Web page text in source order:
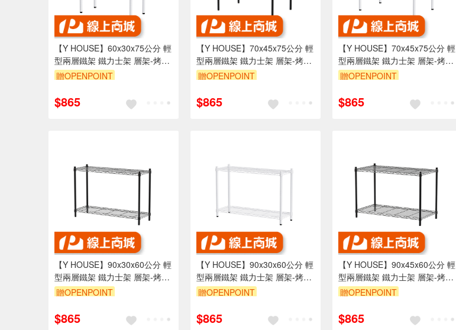
【Y HOUSE】60x30x75公分 輕
型兩層鐵架 鐵力士架 層架-烤漆
白
贈OPENPOINT
$865
【Y HOUSE】70x45x75公分 輕
型兩層鐵架 鐵力士架 層架-烤漆
黑
贈OPENPOINT
$865
【Y HOUSE】70x45x75公分 輕
型兩層鐵架 鐵力士架 層架-烤漆
白
贈OPENPOINT
$865
【Y HOUSE】90x30x60公分 輕
型兩層鐵架 鐵力士架 層架-烤漆
黑
贈OPENPOINT
$865
【Y HOUSE】90x30x60公分 輕
型兩層鐵架 鐵力士架 層架-烤漆
白
贈OPENPOINT
$865
【Y HOUSE】90x45x60公分 輕
型兩層鐵架 鐵力士架 層架-烤漆
黑
贈OPENPOINT
$865